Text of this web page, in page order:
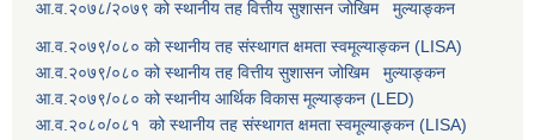
आ.व.२०७८/२०७९ को स्थानीय तह वित्तीय सुशासन जोखिम मुल्याङ्कन
आ.व.२०७९/०८० को स्थानीय तह संस्थागत क्षमता स्वमूल्याङ्कन (LISA)
आ.व.२०७९/०८० को स्थानीय तह वित्तीय सुशासन जोखिम मुल्याङ्कन
आ.व.२०७९/०८० को स्थानीय आर्थिक विकास मूल्याङ्कन (LED)
आ.व.२०८०/०८१ को स्थानीय तह संस्थागत क्षमता स्वमूल्याङ्कन (LISA)